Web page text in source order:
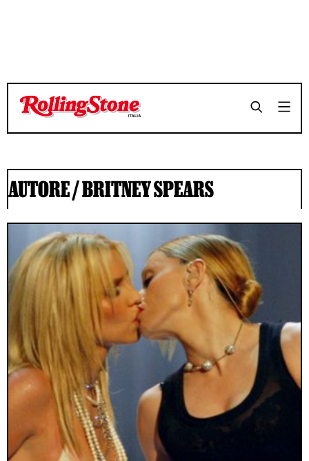
AUTORE /BRITNEY SPEARS